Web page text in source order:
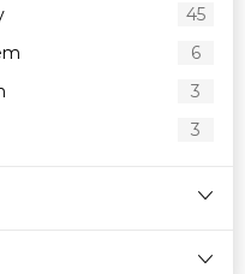
45
6
3
3